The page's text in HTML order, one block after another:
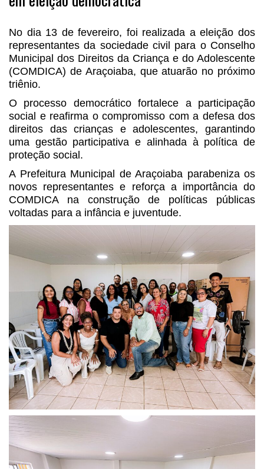
No dia 13 de fevereiro, foi realizada a eleição dos
representantes da sociedade civil para o Conselho
Municipal dos Direitos da Criança e do Adolescente
(COMDICA) de Araçoiaba, que atuarão no próximo
triênio.
O processo democrático fortalece a participação
social e reafirma o compromisso com a defesa dos
direitos das crianças e adolescentes, garantindo
uma gestão participativa e alinhada à política de
proteção social.
A Prefeitura Municipal de Araçoiaba parabeniza os
novos representantes e reforça a importância do
COMDICA na construção de políticas públicas
voltadas para a infância e juventude.